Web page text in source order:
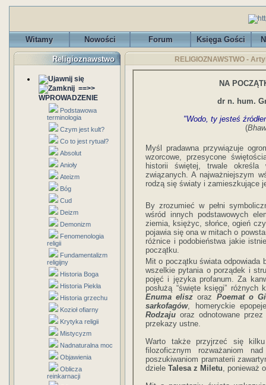
Witamy Nowości Forum Księga Gości
Religioznawstwo
==>>
WPROWADZENIE
Podstawowa
terminologia
Czym jest kult?
Co to jest rytuał?
Absolut
Anioły
Ateizm
Bóg
Cud
Deizm
Demonizm
Fenomenologia
religii
Fundamentalizm
religijny
Historia Boga
Historia Piekła
Historia grzechu
Kozioł ofiarny
Krytyka religii
Mistycyzm
Nadnaturalna moc
Objawienia
Oblicza
reinkarnacji
RELIGIOZNAWSTWO -
NA
dr n. hum.
"Wodo, ty jesteś
(
Myśl pradawna przywiązuje
wzorcowe, przesycone
historii świętej, trwale
związanych. A najważniejszym
rodzą się światy i zamieszkujące
By zrozumieć w pełni
wśród innych podstawowych
ziemia, księżyc, słońce, ogień
pojawia się ona w mitach o
różnice i podobieństwa jakie
początku.
Mit o początku świata odpowiada
wszelkie pytania o porządek i
pojęć i języka profanum. Za
posłużą “święte księgi”
Enuma elisz oraz Poemat o
sarkofagów, homeryckie
Rodzaju oraz odnotowane
przekazy ustne.
Warto także przyjrzeć się
filozoficznym rozważaniom
poszukiwaniom pramaterii
dziele Talesa z Miletu, ponieważ